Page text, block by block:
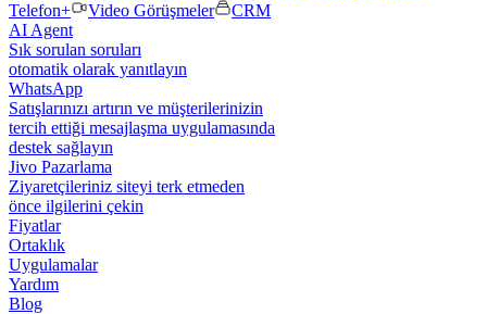
Telefon+
Video Görüşmeler
CRM
AI Agent
Sık sorulan soruları
otomatik olarak yanıtlayın
WhatsApp
Satışlarınızı artırın ve müşterilerinizin
tercih ettiği mesajlaşma uygulamasında
destek sağlayın
Jivo Pazarlama
Ziyaretçileriniz siteyi terk etmeden
önce ilgilerini çekin
Fiyatlar
Ortaklık
Uygulamalar
Yardım
Blog